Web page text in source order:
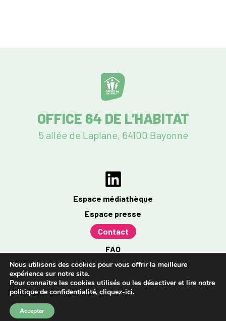
OFFICE 64 DE L’HABITAT
5 allée de Laplane, 64100 Bayonne
Espace médiathèque
Espace presse
Contact
FAQ
Mentions légales
Politique de confidentialité
Accessibilité : partiellement conforme à 96%
Nous utilisons des cookies pour vous offrir la meilleure
expérience sur notre site.
Pour connaitre les cookies utilisés ou les désactiver et lire notre
politique de confidentialité, cliquez-ici.
Accepter